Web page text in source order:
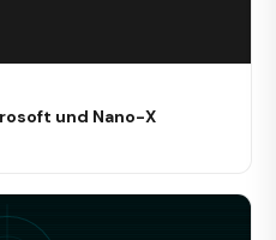
und Nano-X